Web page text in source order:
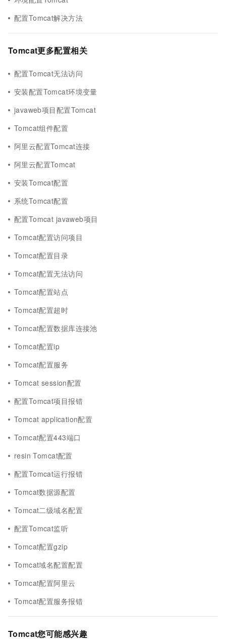
配置Tomcat解决方法
Tomcat更多配置相关
配置Tomcat无法访问
安装配置Tomcat环境变量
javaweb项目配置Tomcat
Tomcat组件配置
阿里云配置Tomcat连接
阿里云配置Tomcat
安装Tomcat配置
系统Tomcat配置
配置Tomcat javaweb项目
Tomcat配置访问项目
Tomcat配置目录
Tomcat配置无法访问
Tomcat配置站点
Tomcat配置超时
Tomcat配置数据库连接池
Tomcat配置ip
Tomcat配置服务
Tomcat session配置
配置Tomcat项目报错
Tomcat application配置
Tomcat配置443端口
resin Tomcat配置
配置Tomcat运行报错
Tomcat数据源配置
Tomcat二级域名配置
配置Tomcat监听
Tomcat配置gzip
Tomcat域名配置配置
Tomcat配置阿里云
Tomcat配置服务报错
Tomcat您可能感兴趣